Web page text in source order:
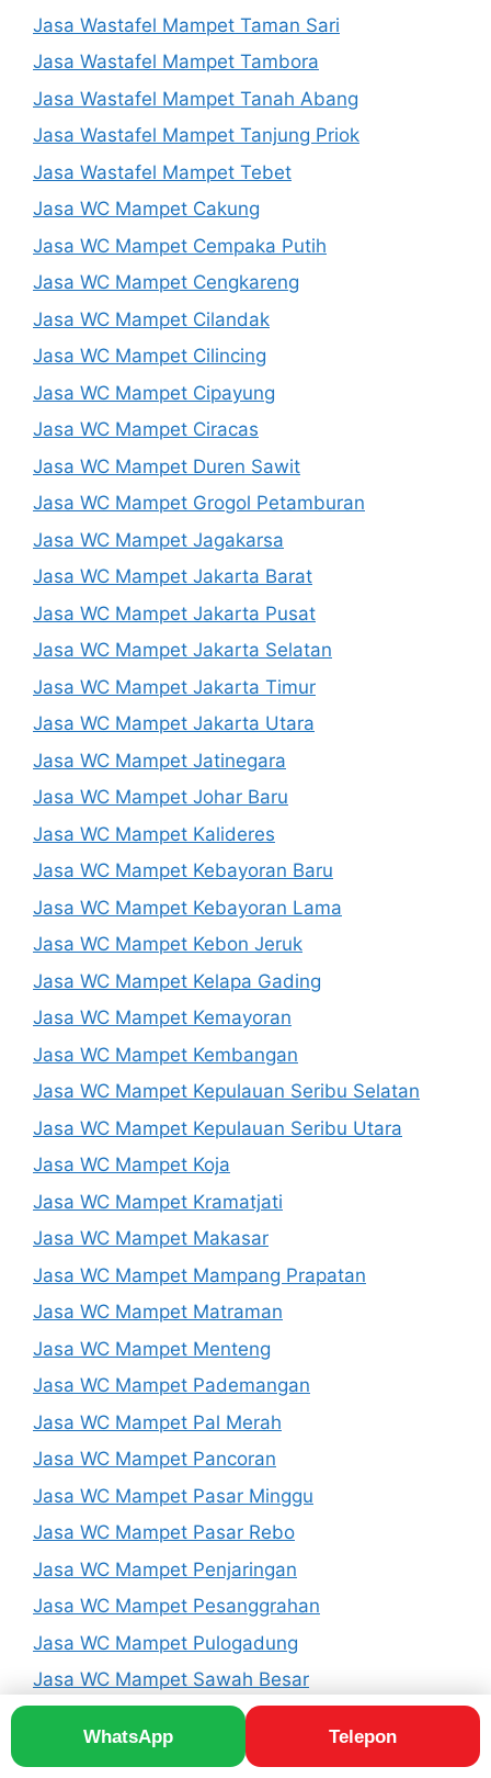
WhatsApp Telepon
Jasa Wastafel Mampet Taman Sari
Jasa Wastafel Mampet Tambora
Jasa Wastafel Mampet Tanah Abang
Jasa Wastafel Mampet Tanjung Priok
Jasa Wastafel Mampet Tebet
Jasa WC Mampet Cakung
Jasa WC Mampet Cempaka Putih
Jasa WC Mampet Cengkareng
Jasa WC Mampet Cilandak
Jasa WC Mampet Cilincing
Jasa WC Mampet Cipayung
Jasa WC Mampet Ciracas
Jasa WC Mampet Duren Sawit
Jasa WC Mampet Grogol Petamburan
Jasa WC Mampet Jagakarsa
Jasa WC Mampet Jakarta Barat
Jasa WC Mampet Jakarta Pusat
Jasa WC Mampet Jakarta Selatan
Jasa WC Mampet Jakarta Timur
Jasa WC Mampet Jakarta Utara
Jasa WC Mampet Jatinegara
Jasa WC Mampet Johar Baru
Jasa WC Mampet Kalideres
Jasa WC Mampet Kebayoran Baru
Jasa WC Mampet Kebayoran Lama
Jasa WC Mampet Kebon Jeruk
Jasa WC Mampet Kelapa Gading
Jasa WC Mampet Kemayoran
Jasa WC Mampet Kembangan
Jasa WC Mampet Kepulauan Seribu Selatan
Jasa WC Mampet Kepulauan Seribu Utara
Jasa WC Mampet Koja
Jasa WC Mampet Kramatjati
Jasa WC Mampet Makasar
Jasa WC Mampet Mampang Prapatan
Jasa WC Mampet Matraman
Jasa WC Mampet Menteng
Jasa WC Mampet Pademangan
Jasa WC Mampet Pal Merah
Jasa WC Mampet Pancoran
Jasa WC Mampet Pasar Minggu
Jasa WC Mampet Pasar Rebo
Jasa WC Mampet Penjaringan
Jasa WC Mampet Pesanggrahan
Jasa WC Mampet Pulogadung
Jasa WC Mampet Sawah Besar
Jasa WC Mampet Senen
Jasa WC Mampet Setiabudi